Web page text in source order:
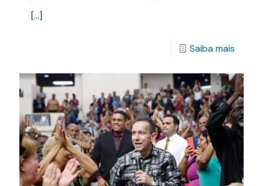
[…]
Saiba mais